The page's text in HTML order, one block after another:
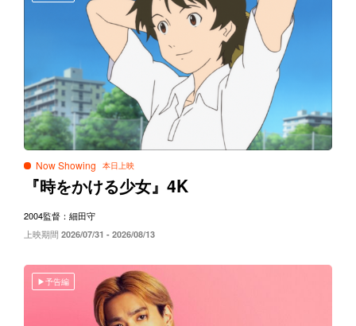
Now Showing
『時をかける少女』 4K
2004監督：細田守
上映期間 2026/07/31 - 2026/08/13
予告編